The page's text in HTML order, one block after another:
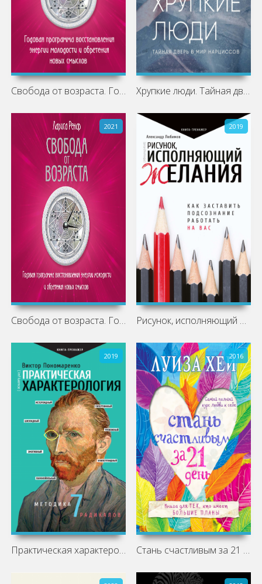
Свобода от возраста. Годовая программа Хрупкие люди. Тайная дверь в мир
2021
Свобода от возраста. Годовая программа
2019
Рисунок, исполняющий желания. Как
2019
Практическая характерология. Методика 7
2016
Стань счастливым за 21 день. Самый